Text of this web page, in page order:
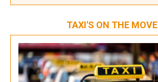
TAXI'S ON THE MOVE